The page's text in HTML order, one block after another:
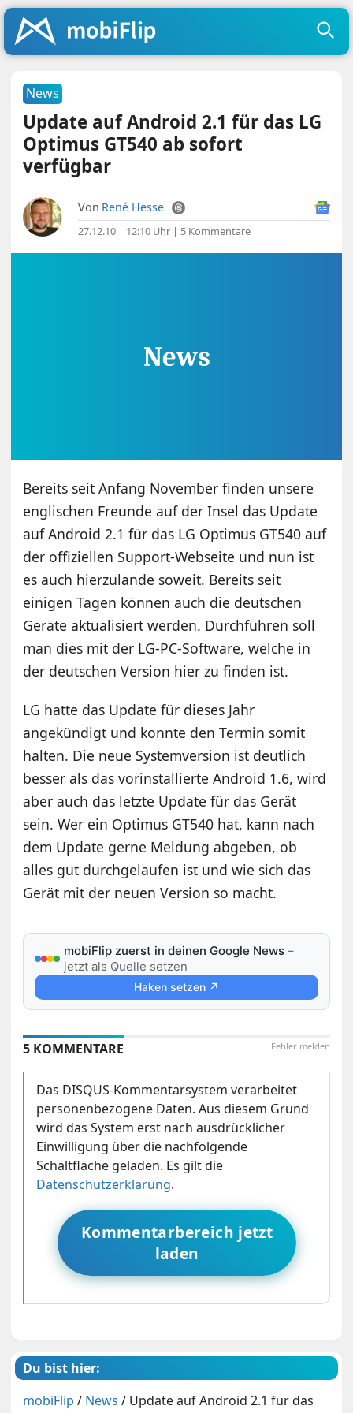
News
Update auf Android 2.1 für das LG
Optimus GT540 ab sofort
verfügbar
Von René Hesse
27.12.10 | 12:10 Uhr | 5 Kommentare
Bereits seit Anfang November finden unsere
englischen Freunde auf der Insel das Update
auf Android 2.1 für das LG Optimus GT540 auf
der offiziellen Support-Webseite und nun ist
es auch hierzulande soweit. Bereits seit
einigen Tagen können auch die deutschen
Geräte aktualisiert werden. Durchführen soll
man dies mit der LG-PC-Software, welche in
der deutschen Version hier zu finden ist.
LG hatte das Update für dieses Jahr
angekündigt und konnte den Termin somit
halten. Die neue Systemversion ist deutlich
besser als das vorinstallierte Android 1.6, wird
aber auch das letzte Update für das Gerät
sein. Wer ein Optimus GT540 hat, kann nach
dem Update gerne Meldung abgeben, ob
alles gut durchgelaufen ist und wie sich das
Gerät mit der neuen Version so macht.
mobiFlip zuerst in deinen Google News –
jetzt als Quelle setzen
Haken setzen ↗
Fehler melden
5 KOMMENTARE
Das DISQUS-Kommentarsystem verarbeitet
personenbezogene Daten. Aus diesem Grund
wird das System erst nach ausdrücklicher
Einwilligung über die nachfolgende
Schaltfläche geladen. Es gilt die
Datenschutzerklärung.
Kommentarbereich jetzt
laden
Du bist hier:
mobiFlip / News / Update auf Android 2.1 für das